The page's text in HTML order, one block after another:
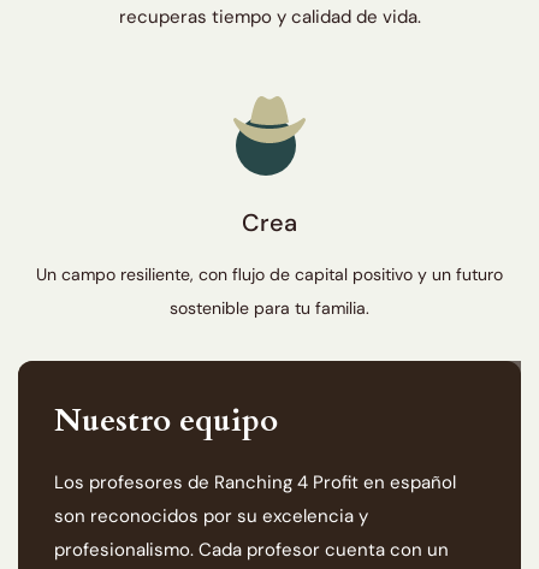
recuperas tiempo y calidad de vida.
Crea
Un campo resiliente, con flujo de capital positivo y un futuro
sostenible para tu familia.
Nuestro equipo
Los profesores de Ranching 4 Profit en español
son reconocidos por su excelencia y
profesionalismo. Cada profesor cuenta con un